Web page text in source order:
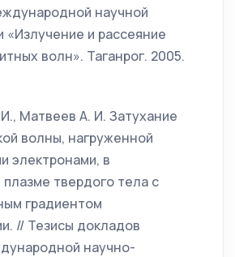
научной
«Излучение и рассеяние
волн». Таганрог. 2005.
Матвеев А. И. Затухание
волны, нагруженной
электронами, в
твердого тела с
градиентом
// Тезисы докладов
научно-